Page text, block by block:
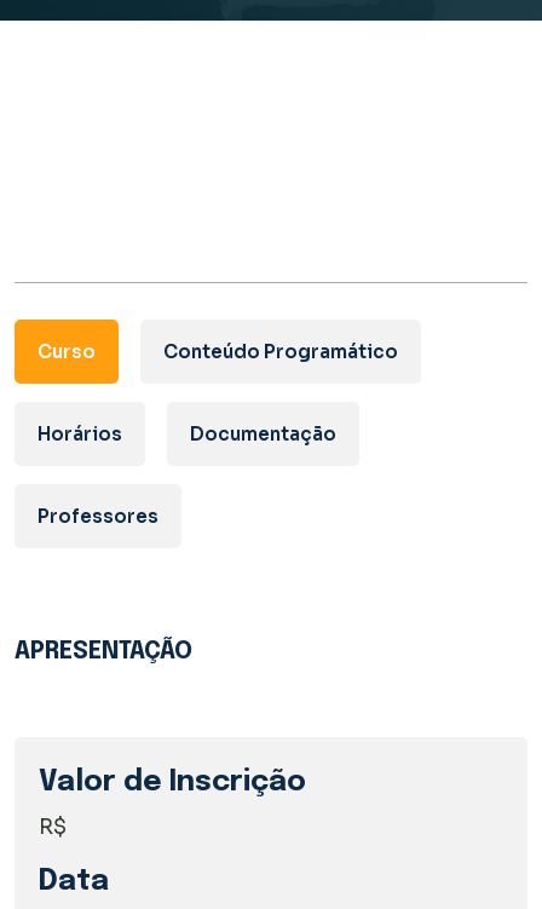
Curso Conteúdo Programático
Horários Documentação
Professores
APRESENTAÇÃO
Valor de Inscrição
R$
Data